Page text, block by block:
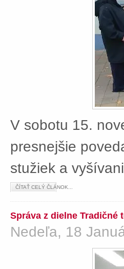
V sobotu 15.
presnejšie
stužiek a
ČÍTAŤ CELÝ ČLÁNOK...
Správa z dielne
Nedeľa, 18